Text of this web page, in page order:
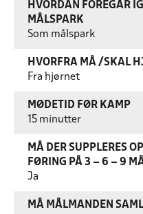
HVORDAN FOREGÅR
MÅLSPARK
Som målspark
HVORFRA MÅ /SKAL
Fra hjørnet
MØDETID FØR KAMP
15 minutter
MÅ DER SUPPLERES
FØRING PÅ 3 – 6 – 9
Ja
MÅ MÅLMANDEN